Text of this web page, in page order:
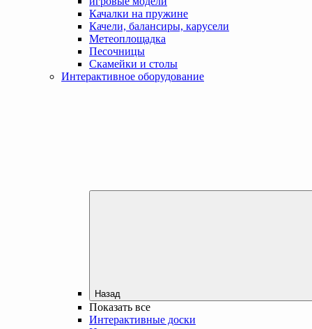
Качалки на пружине
Качели, балансиры, карусели
Метеоплощадка
Песочницы
Скамейки и столы
Интерактивное оборудование
Назад
Показать все
Интерактивные доски